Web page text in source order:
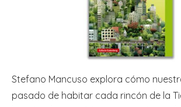
Stefano Mancuso explora cómo
pasado de habitar cada rincón de la